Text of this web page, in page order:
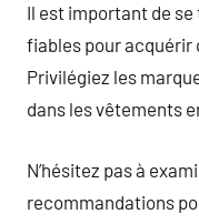
Il est important de
fiables pour acquérir
Privilégiez les
dans les vêtements
N’hésitez pas à
recommandations